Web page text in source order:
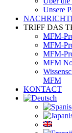
Unsere
TRIFF DAS
MFM-
MFM-
MFM-
MFM
MFM
KONTACT